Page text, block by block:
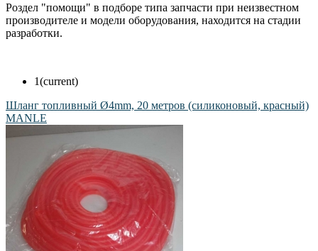
Роздел "помощи" в подборе типа запчасти при неизвестном
производителе и модели оборудования, находится на стадии
разработки.
1(current)
Шланг топливный Ø4mm, 20 метров (силиконовый, красный)
MANLE